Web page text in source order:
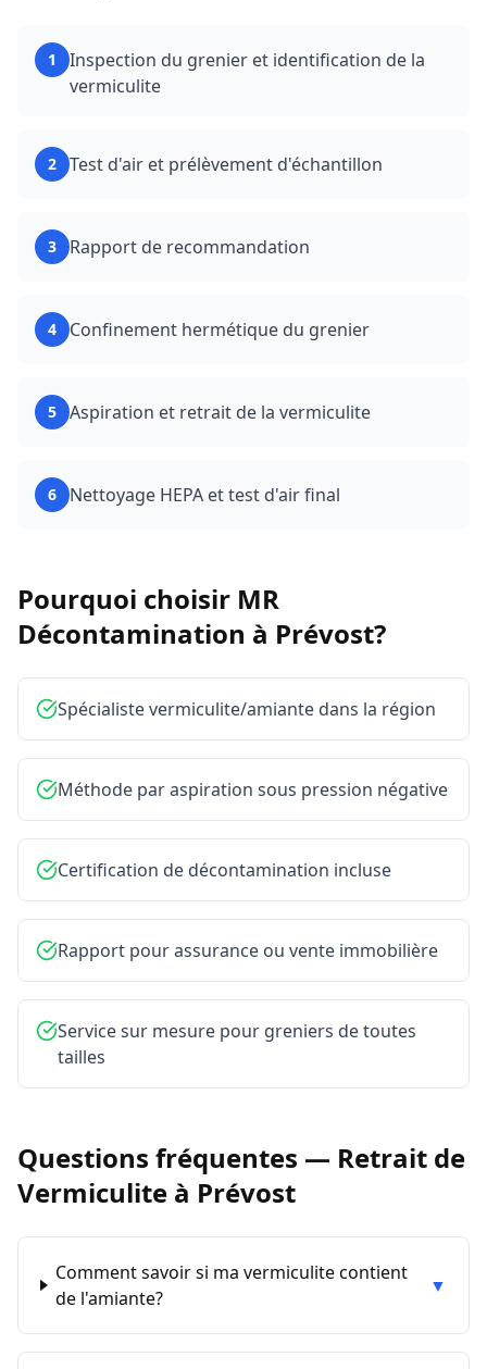
1
Inspection du grenier et identification de la
vermiculite
2 Test d'air et prélèvement d'échantillon
3 Rapport de recommandation
4 Confinement hermétique du grenier
5 Aspiration et retrait de la vermiculite
6 Nettoyage HEPA et test d'air final
Pourquoi choisir MR
Décontamination à Prévost?
Spécialiste vermiculite/amiante dans la région
Méthode par aspiration sous pression négative
Certification de décontamination incluse
Rapport pour assurance ou vente immobilière
Service sur mesure pour greniers de toutes
tailles
Questions fréquentes — Retrait de
Vermiculite à Prévost
Comment savoir si ma vermiculite contient
de l'amiante?
▼